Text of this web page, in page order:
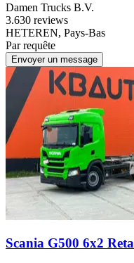
Damen Trucks B.V.
3.630 reviews
HETEREN, Pays-Bas
Par requête
Envoyer un message
Scania G500 6x2